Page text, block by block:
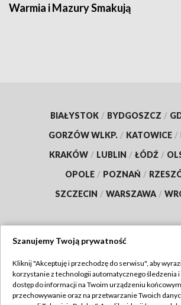
Warmia i Mazury Smakują
BIAŁYSTOK / BYDGOSZCZ /
GORZÓW WLKP. / KATOWICE /
KRAKÓW / LUBLIN / ŁÓDŹ /
OPOLE / POZNAŃ /
SZCZECIN / WARSZAWA /
TVP
Abonament TVP
Regulamin TVP
Szanujemy Twoją prywatność
Kliknij "Akceptuję i przechodzę do serwisu", aby
korzystanie z technologii automatycznego śledzenia i
dostęp do informacji na Twoim urządzeniu
przechowywanie oraz na przetwarzanie Twoich